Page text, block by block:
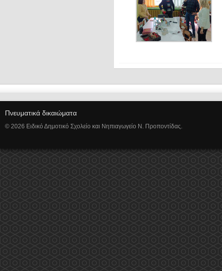
Πνευματικά δικαιώματα
© 2026 Ειδικό Δημοτικό Σχολείο και Νηπιαγωγείο Ν. Προποντίδας.